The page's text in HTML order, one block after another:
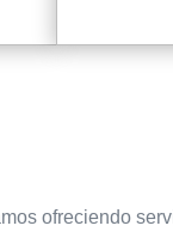
ofreciendo